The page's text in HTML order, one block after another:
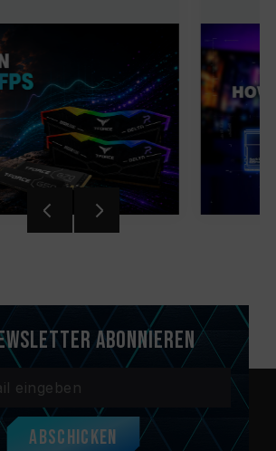
abonnieren
Abschicken